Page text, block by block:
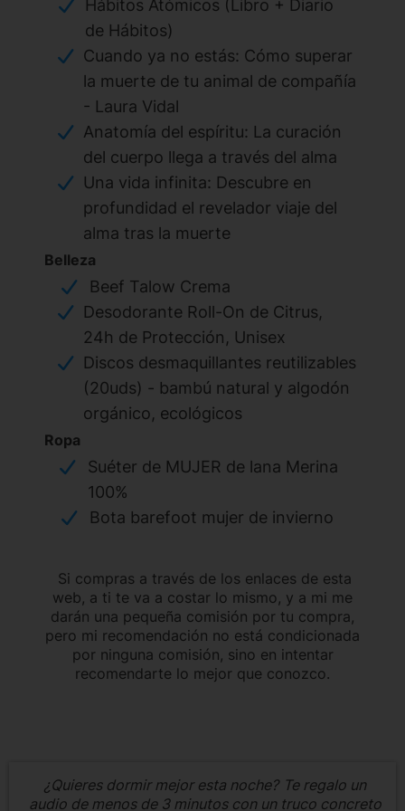
Hábitos Atómicos (Libro + Diario
de Hábitos)
Cuando ya no estás: Cómo superar
la muerte de tu animal de compañía
- Laura Vidal
Anatomía del espíritu: La curación
del cuerpo llega a través del alma
Una vida infinita: Descubre en
profundidad el revelador viaje del
alma tras la muerte
Belleza
Beef Talow Crema
Desodorante Roll-On de Citrus,
24h de Protección, Unisex
Discos desmaquillantes reutilizables
(20uds) - bambú natural y algodón
orgánico, ecológicos
Ropa
Suéter de MUJER de lana Merina
100%
Bota barefoot mujer de invierno
Si compras a través de los enlaces de esta
web, a ti te va a costar lo mismo, y a mi me
darán una pequeña comisión por tu compra,
pero mi recomendación no está condicionada
por ninguna comisión, sino en intentar
recomendarte lo mejor que conozco.
¿Quieres dormir mejor esta noche? Te regalo un
audio de menos de 3 minutos con un truco concreto